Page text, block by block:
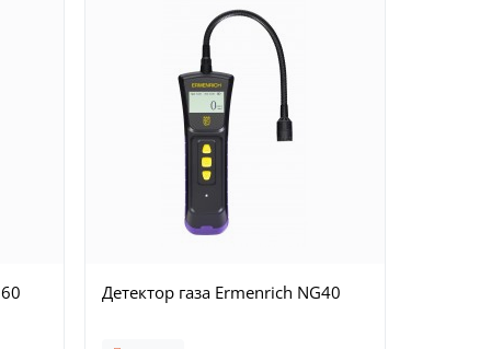
Детектор газа Ermenrich NG40